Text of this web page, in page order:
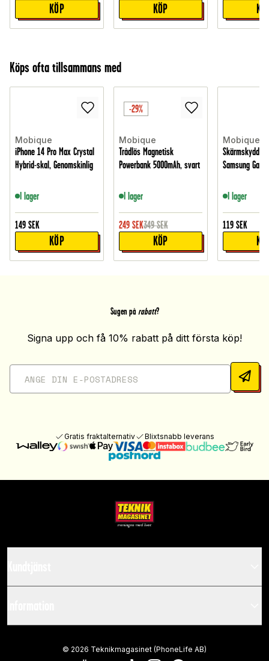
KÖP KÖP
Köps ofta tillsammans med
Mobique
iPhone 14 Pro Max Crystal
Hybrid-skal, Genomskinlig
I lager
149 SEK
KÖP
-29%
Mobique
Trådlös Magnetisk
Powerbank 5000mAh, svart
I lager
249 SEK349 SEK
KÖP
Mobique
Skärmskydd
Samsung
I lager
119 SEK
Sugen på rabatt?
Signa upp och få 10% rabatt på ditt första köp!
Gratis fraktalternativ Blixtsnabb leverans
© 2026 Teknikmagasinet (PhoneLife AB)